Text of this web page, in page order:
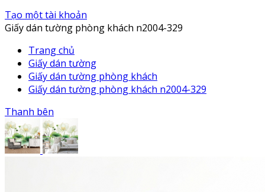
Tạo một tài khoản
Giấy dán tường phòng khách n2004-329
Trang chủ
Giấy dán tường
Giấy dán tường phòng khách
Giấy dán tường phòng khách n2004-329
Thanh bên